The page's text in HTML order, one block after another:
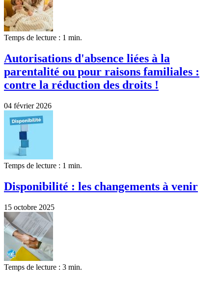
Temps de lecture : 1 min.
Autorisations d'absence liées à la
parentalité ou pour raisons familiales :
contre la réduction des droits !
04 février 2026
Temps de lecture : 1 min.
Disponibilité : les changements à venir
15 octobre 2025
Temps de lecture : 3 min.